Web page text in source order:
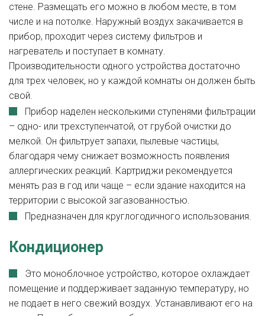
стене. Размещать его можно в любом месте, в том
числе и на потолке. Наружный воздух закачивается в
прибор, проходит через систему фильтров и
нагреватель и поступает в комнату.
Производительности одного устройства достаточно
для трех человек, но у каждой комнаты он должен быть
свой.
Прибор наделен несколькими ступенями фильтрации
– одно- или трехступенчатой, от грубой очистки до
мелкой. Он фильтрует запахи, пылевые частицы,
благодаря чему снижает возможность появления
аллергических реакций. Картриджи рекомендуется
менять раз в год или чаще – если здание находится на
территории с высокой загазованностью.
Предназначен для круглогодичного использования.
Кондиционер
Это моноблочное устройство, которое охлаждает
помещение и поддерживает заданную температуру, но
не подает в него свежий воздух. Устанавливают его на